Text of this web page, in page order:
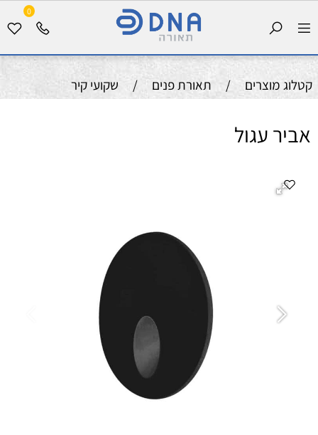
0
קטלוג מוצרים / תאורת פנים / שקועי קיר
אביר עגול